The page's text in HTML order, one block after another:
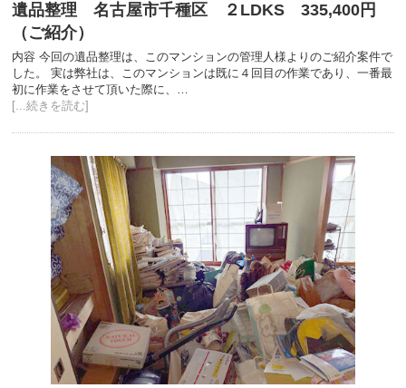
遺品整理 名古屋市千種区 ２LDKS 335,400円
（ご紹介）
内容 今回の遺品整理は、このマンションの管理人様よりのご紹介案件で
した。 実は弊社は、このマンションは既に４回目の作業であり、一番最
初に作業をさせて頂いた際に、…
[...続きを読む]